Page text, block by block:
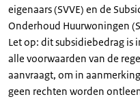
eigenaars (SVVE) en de
Onderhoud Huurwoningen
Let op: dit subsidiebedrag is
alle voorwaarden van de
aanvraagt, om in
geen rechten worden